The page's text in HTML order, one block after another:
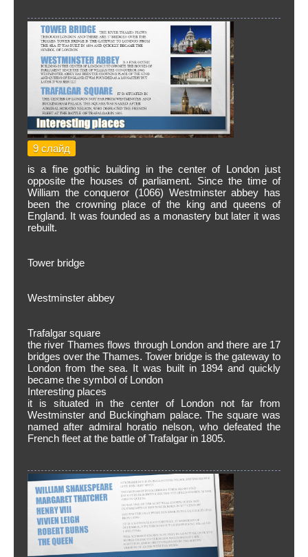
9 слайд
is a fine gothic building in the center of London just
opposite the houses of parliament. Since the time of
William the conqueror (1066) Westminster abbey has
been the crowning place of the king and queens of
England. It was founded as a monastery but later it was
rebuilt.
Tower bridge
Westminster abbey
Trafalgar square
the river Thames flows through London and there are 17
bridges over the Thames. Tower bridge is the gateway to
London from the sea. It was built in 1894 and quickly
became the symbol of London
Interesting places
it is situated in the center of London not far from
Westminster and Buckingham palace. The square was
named after admiral horatio nelson, who defeated the
French fleet at the battle of Trafalgar in 1805.